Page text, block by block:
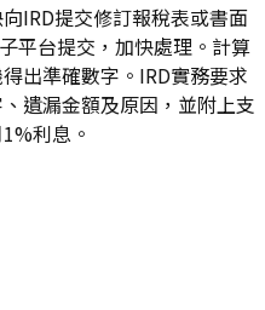
IRD提交修訂報稅表或書面
平台提交，加快處理。計算
出準確數字。IRD實務要求
遺漏金額及原因，並附上支
利息。